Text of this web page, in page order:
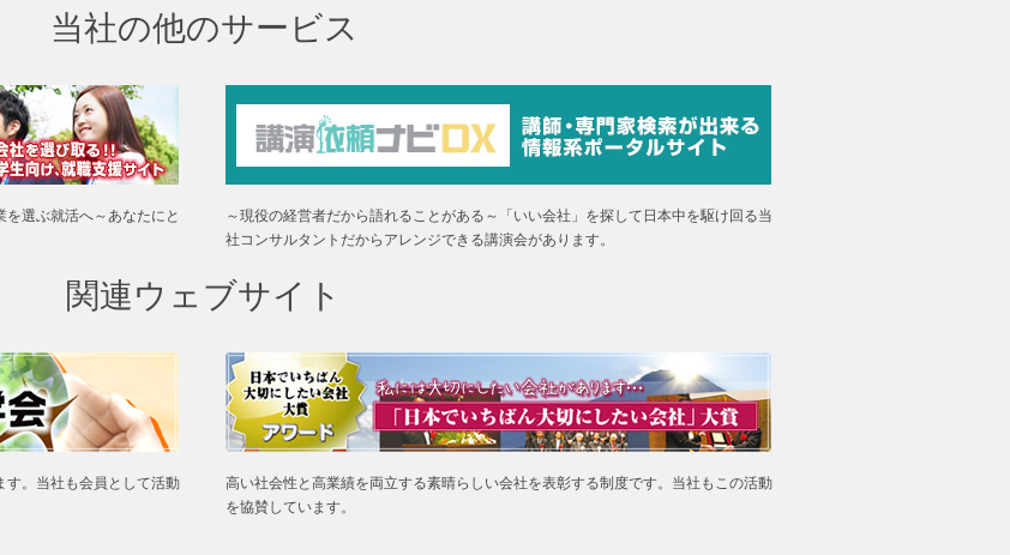
当社の他のサービス
選ぶ就活へ～あなたにと
～現役の経営者だから語れることがある～「いい会社」を探して日本中を駆け回る当
社コンサルタントだからアレンジできる講演会があります。
関連ウェブサイト
す。当社も会員として活動
高い社会性と高業績を両立する素晴らしい会社を表彰する制度です。当社もこの活動
を協賛しています。